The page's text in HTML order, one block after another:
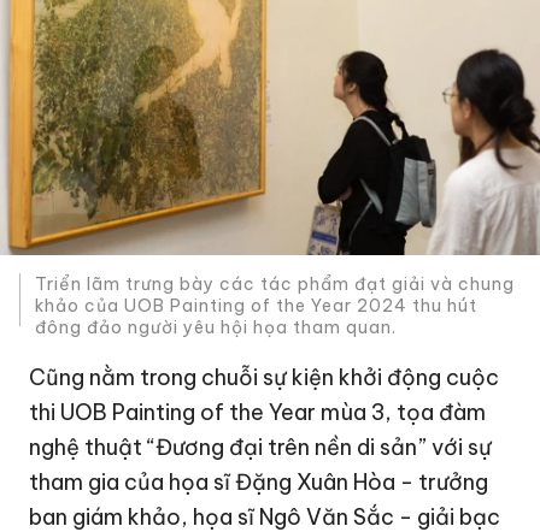
Triển lãm trưng bày các tác phẩm đạt giải và chung
khảo của UOB Painting of the Year 2024 thu hút
đông đảo người yêu hội họa tham quan.
Cũng nằm trong chuỗi sự kiện khởi động cuộc
thi UOB Painting of the Year mùa 3, tọa đàm
nghệ thuật “Đương đại trên nền di sản” với sự
tham gia của họa sĩ Đặng Xuân Hòa - trưởng
ban giám khảo, họa sĩ Ngô Văn Sắc - giải bạc